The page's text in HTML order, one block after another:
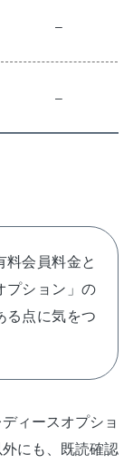
–
–
料会員料金と
プション」の
る点に気をつ
ィースオプショ
にも、既読確認